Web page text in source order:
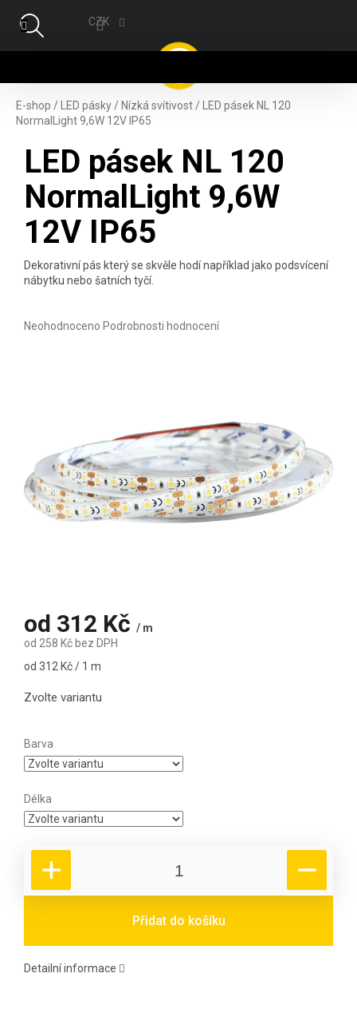
CZK
E-shop / LED pásky / Nízká svítivost /
LED pásek NL 120
NormalLight 9,6W 12V IP65
LED pásek NL 120
NormalLight 9,6W
12V IP65
Dekorativní pás který se skvěle hodí například jako podsvícení
nábytku nebo šatních tyčí.
Průměrné hodnocení produktu je 0,0 z 5 hvězdiček.
Neohodnoceno Podrobnosti hodnocení
od 312 Kč / m
od 258 Kč bez DPH
Měrná cena:
od 312 Kč / 1 m
Zvolte variantu
Barva
Délka
Přidat do košíku
Detailní informace